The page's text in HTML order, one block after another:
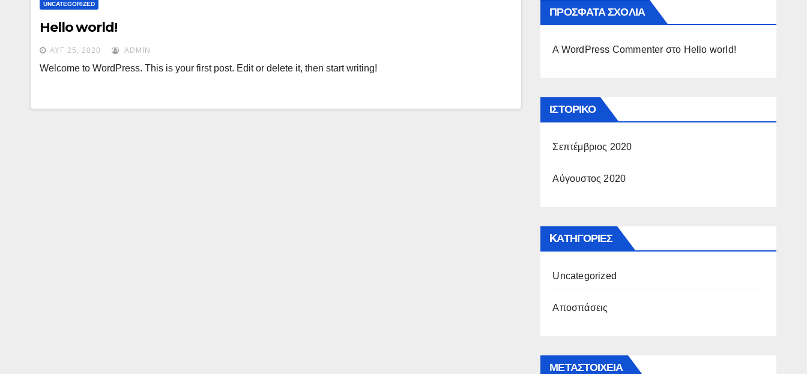
UNCATEGORIZED
Hello world!
ΑΥΓ 25, 2020 ADMIN
Welcome to WordPress. This is your first post. Edit or delete it, then start writing!
ΠΡΌΣΦΑΤΑ ΣΧΌΛΙΑ
A WordPress Commenter στο Hello world!
ΙΣΤΟΡΙΚΌ
Σεπτέμβριος 2020
Αύγουστος 2020
KΑΤΗΓΟΡΊΕΣ
Uncategorized
Αποσπάσεις
ΜΕΤΑΣΤΟΙΧΕΊΑ